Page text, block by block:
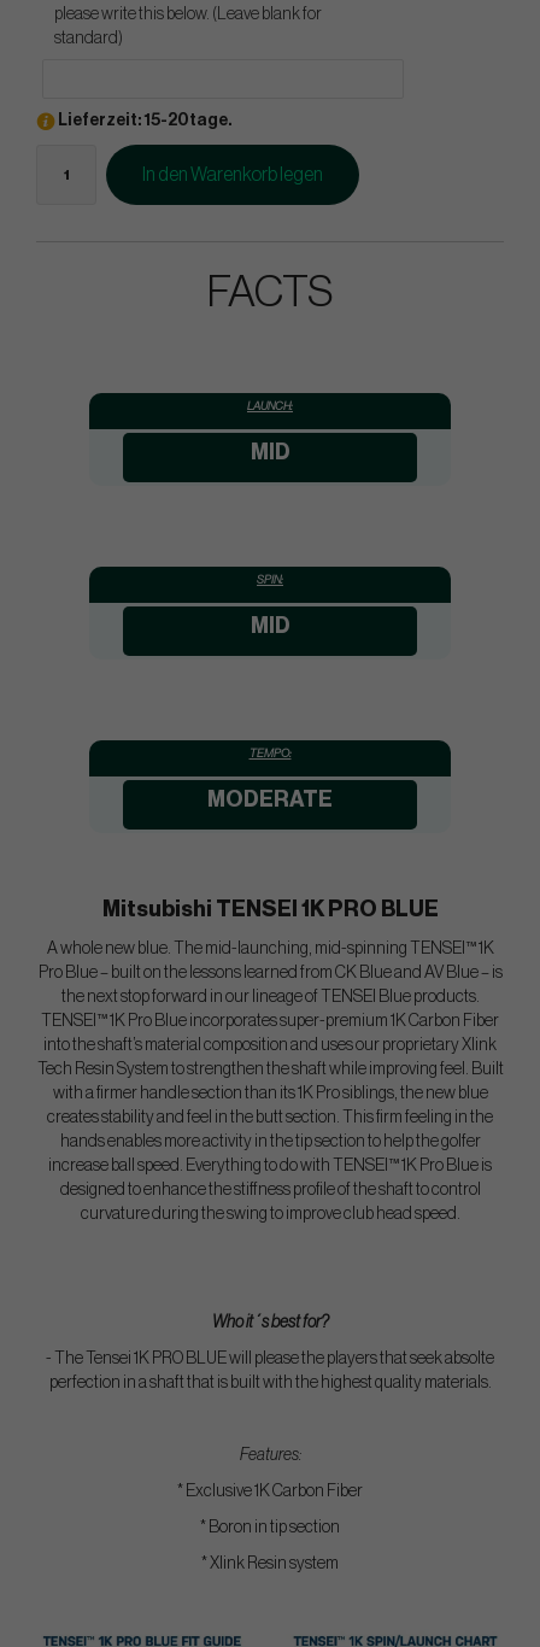
please write this below. (Leave blank for
standard)
Lieferzeit: 15-20tage.
In den Warenkorb legen
FACTS
LAUNCH:
MID
SPIN:
MID
TEMPO:
MODERATE
Mitsubishi TENSEI 1K PRO BLUE
A whole new blue. The mid-launching, mid-spinning TENSEI™ 1K
Pro Blue – built on the lessons learned from CK Blue and AV Blue – is
the next stop forward in our lineage of TENSEI Blue products.
TENSEI™ 1K Pro Blue incorporates super-premium 1K Carbon Fiber
into the shaft’s material composition and uses our proprietary Xlink
Tech Resin System to strengthen the shaft while improving feel. Built
with a firmer handle section than its 1K Pro siblings, the new blue
creates stability and feel in the butt section. This firm feeling in the
hands enables more activity in the tip section to help the golfer
increase ball speed. Everything to do with TENSEI™ 1K Pro Blue is
designed to enhance the stiffness profile of the shaft to control
curvature during the swing to improve club head speed.
Who it´s best for?
- The Tensei 1K PRO BLUE will please the players that seek absolte
perfection in a shaft that is built with the highest quality materials.
Features:
* Exclusive 1K Carbon Fiber
* Boron in tip section
* Xlink Resin system